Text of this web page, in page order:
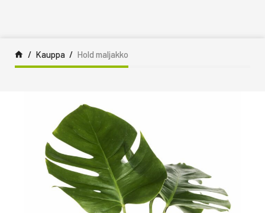
Kauppa Hold maljakko